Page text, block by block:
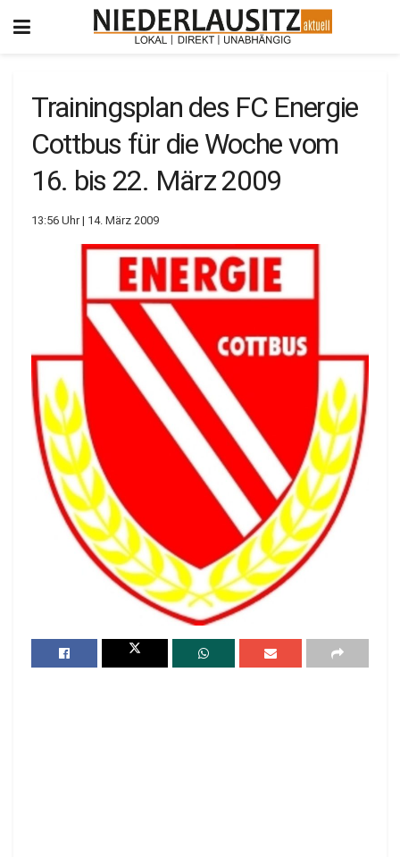
Trainingsplan des FC Energie
Cottbus für die Woche vom
16. bis 22. März 2009
13:56 Uhr | 14. März 2009